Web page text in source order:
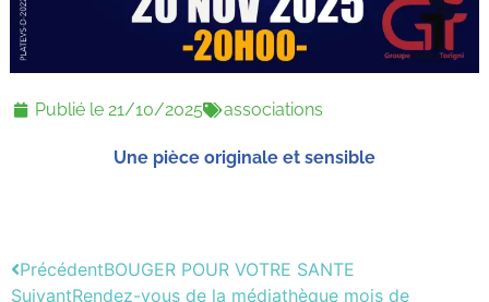
Publié le21/10/2025 associations
Une pièce originale et sensible
PrécédentBOUGER POUR VOTRE SANTE
SuivantRendez-vous de la médiathèque mois de